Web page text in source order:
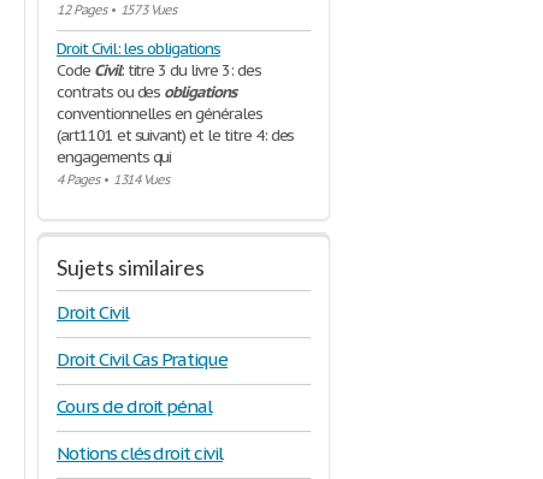
12 Pages• 1573 Vues
Droit Civil: les obligations
Code Civil: titre 3 du livre 3: des
contrats ou des obligations
conventionnelles en générales
(art1101 et suivant) et le titre 4: des
engagements qui
4 Pages• 1314 Vues
Sujets similaires
Droit Civil
Droit Civil Cas Pratique
Cours de droit pénal
Notions clés droit civil